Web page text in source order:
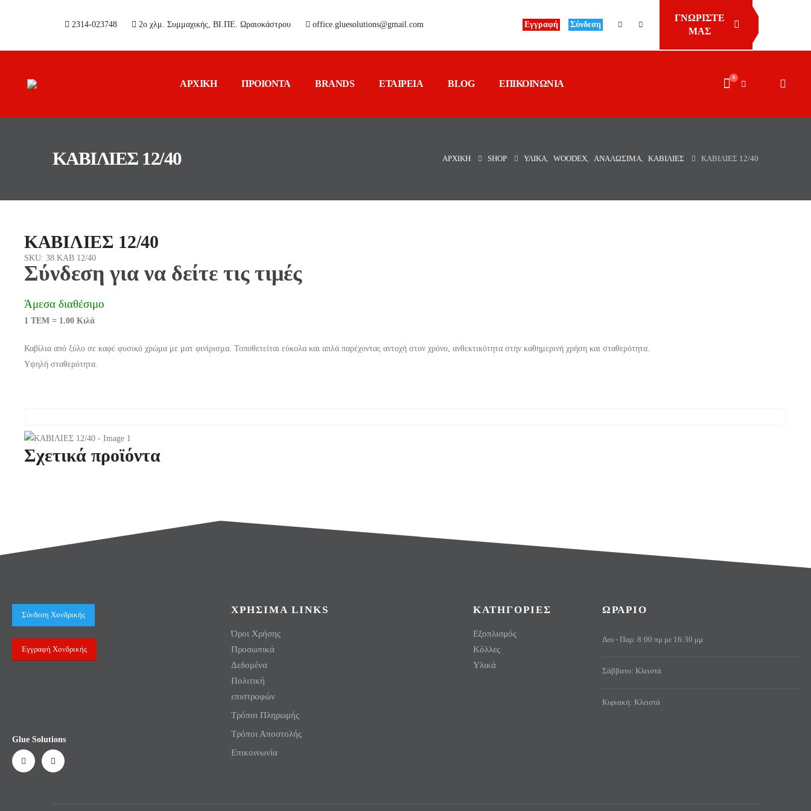
2314-023748 2ο χλμ. Συμμαχικής, ΒΙ.ΠΕ. Ωραιοκάστρου office.gluesolutions@gmail.com Εγγραφή Σύνδεση
ΓΝΩΡΙΣΤΕ
ΜΑΣ
ΑΡΧΙΚΗ ΠΡΟΙΟΝΤΑ BRANDS ΕΤΑΙΡΕΙΑ BLOG ΕΠΙΚΟΙΝΩΝΙΑ
0
ΚΑΒΙΛΙΕΣ 12/40 ΑΡΧΙΚΉ SHOP ΥΛΙΚΆ, WOODEX, ΑΝΑΛΏΣΙΜΑ, ΚΑΒΊΛΙΕΣ ΚΑΒΙΛΙΕΣ 12/40
ΚΑΒΙΛΙΕΣ 12/40
SKU: 38.ΚΑΒ 12/40
Σύνδεση για να δείτε τις τιμές
Άμεσα διαθέσιμο
1 ΤΕΜ = 1.00 Κιλά
Καβίλια από ξύλο σε καφέ φυσικό χρώμα με ματ φινίρισμα. Τοποθετείται εύκολα και απλά παρέχοντας αντοχή στον χρόνο, ανθεκτικότητα στην καθημερινή χρήση και σταθερότητα.
Υψηλή σταθερότητα.
Σχετικά προϊόντα
Σύνδεση Χονδρικής
Εγγραφή Χονδρικής
Glue Solutions
ΧΡΗΣΙΜΑ LINKS
Όροι Χρήσης
Προσωπικά
Δεδομένα
Πολιτική
επιστροφών
Τρόποι Πληρωμής
Τρόποι Αποστολής
Επικοινωνία
ΚΑΤΗΓΟΡΙΕΣ
Εξοπλισμός
Κόλλες
Υλικά
ΩΡΑΡΙΟ
Δευ - Παρ: 8:00 πμ με 16:30 μμ
Σάββατο: Κλειστά
Κυριακή: Κλειστά